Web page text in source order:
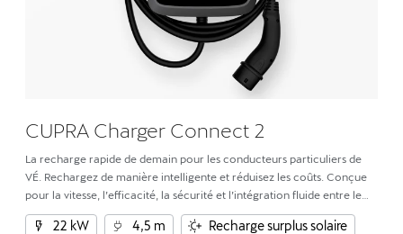
CUPRA Charger Connect 2
La recharge rapide de demain pour les conducteurs particuliers de
VÉ. Rechargez de manière intelligente et réduisez les coûts. Conçue
pour la vitesse, l’efficacité, la sécurité et l’intégration fluide entre le
domicile et le VÉ.
22 kW 4,5 m Recharge surplus solaire